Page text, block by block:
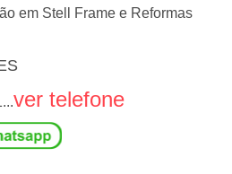
em Stell Frame e Reformas
ver telefone